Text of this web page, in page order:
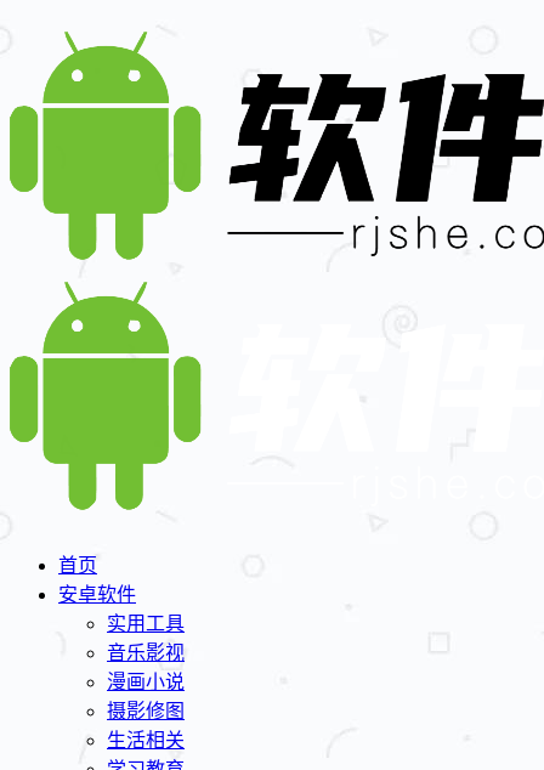
首页
安卓软件
实用工具
音乐影视
漫画小说
摄影修图
生活相关